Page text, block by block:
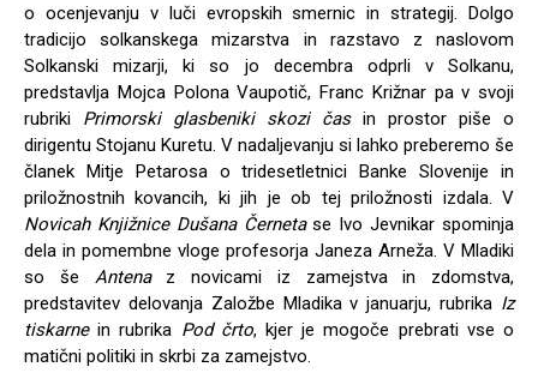
o ocenjevanju v luči evropskih smernic in strategij. Dolgo
tradicijo solkanskega mizarstva in razstavo z naslovom
Solkanski mizarji, ki so jo decembra odprli v Solkanu,
predstavlja Mojca Polona Vaupotič, Franc Križnar pa v svoji
rubriki Primorski glasbeniki skozi časin prostor piše o
dirigentu Stojanu Kuretu. V nadaljevanju si lahko preberemo še
članek Mitje Petarosa o tridesetletnici Banke Slovenije in
priložnostnih kovancih, ki jih je ob tej priložnosti izdala. V
Novicah Knjižnice Dušana Černetase Ivo Jevnikar spominja
dela in pomembne vloge profesorja Janeza Arneža. V Mladiki
so še Antenaz novicami iz zamejstva in zdomstva,
predstavitev delovanja Založbe Mladika v januarju, rubrika Iz
tiskarnein rubrika Pod črto, kjer je mogoče prebrati vse o
matični politiki in skrbi za zamejstvo.